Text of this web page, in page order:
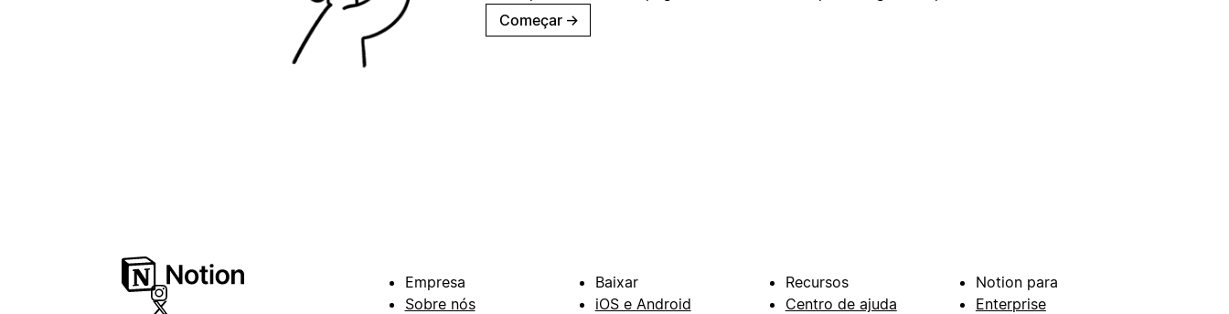
Começar →
Empresa
Sobre nós
Baixar
iOS e Android
Recursos
Centro de ajuda
Notion para
Enterprise